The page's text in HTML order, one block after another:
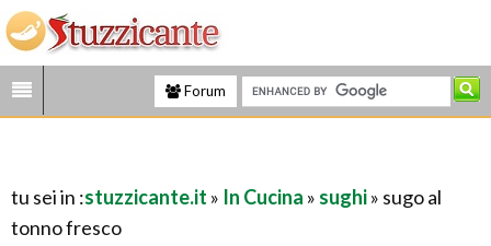
Forum
tu sei in :stuzzicante.it » In Cucina » sughi» sugo al
tonno fresco